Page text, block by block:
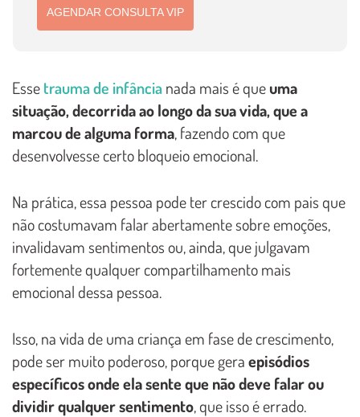
AGENDAR CONSULTA VIP
Essetrauma de infâncianada mais é queuma
situação, decorrida ao longo da sua vida, que a
marcou de alguma forma, fazendo com que
desenvolvesse certo bloqueio emocional.
Na prática, essa pessoa pode ter crescido com pais que
não costumavam falar abertamente sobre emoções,
invalidavam sentimentos ou, ainda, que julgavam
fortemente qualquer compartilhamento mais
emocional dessa pessoa.
Isso, na vida de uma criança em fase de crescimento,
pode ser muito poderoso, porque geraepisódios
específicos onde ela sente que não deve falar ou
dividir qualquer sentimento, que isso é errado.